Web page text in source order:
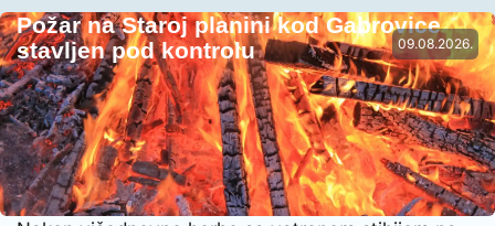
09.08.2026.
Požar na Staroj planini kod Gabrovice
stavljen pod kontrolu